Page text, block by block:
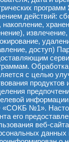
600
числе
пороками.
два
№1
35
действий:
накопление,
доступ)
с целью
«СОКБ №1».
его
веб-
данных